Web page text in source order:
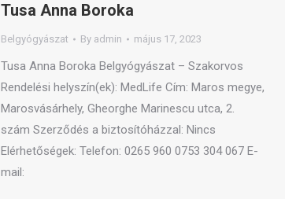
Tusa Anna Boroka
Belgyógyászat By admin május 17, 2023
Tusa Anna Boroka Belgyógyászat – Szakorvos
Rendelési helyszín(ek): MedLife Cím: Maros megye,
Marosvásárhely, Gheorghe Marinescu utca, 2.
szám Szerződés a biztosítóházzal: Nincs
Elérhetőségek: Telefon: 0265 960 0753 304 067 E-
mail: